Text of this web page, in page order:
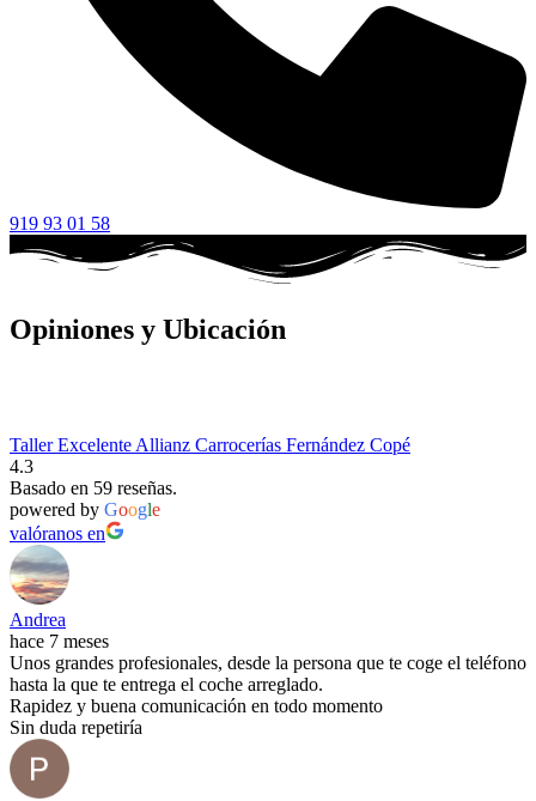
919 93 01 58
Opiniones y Ubicación
Taller Excelente Allianz Carrocerías Fernández Copé
4.3
Basado en 59 reseñas.
powered by Google
valóranos en
Andrea
hace 7 meses
Unos grandes profesionales, desde la persona que te coge el teléfono
hasta la que te entrega el coche arreglado.
Rapidez y buena comunicación en todo momento
Sin duda repetiría